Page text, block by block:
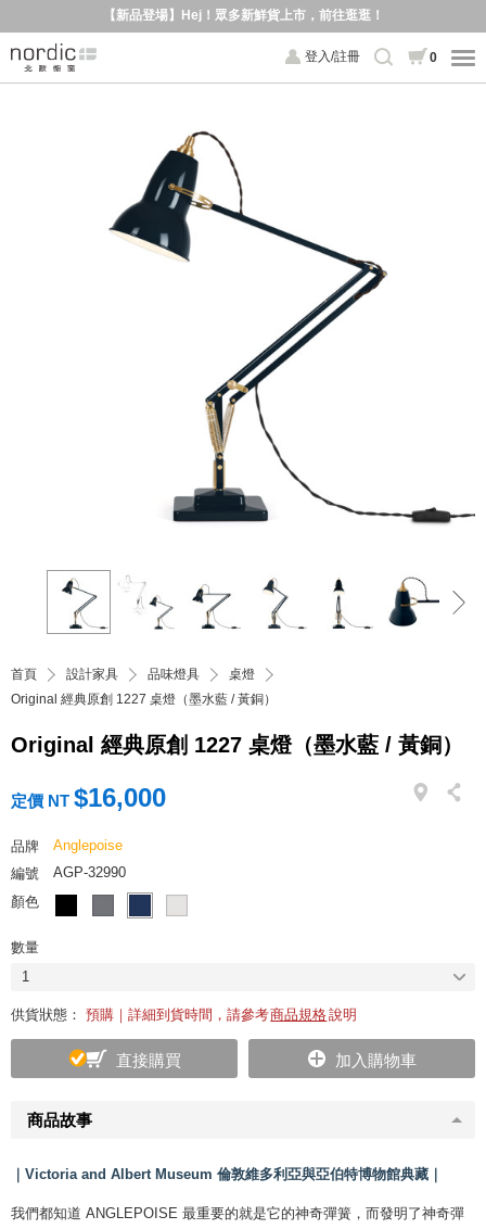
【新品登場】Hej！眾多新鮮貨上市，前往逛逛！
登入/註冊 0
首頁 設計家具 品味燈具
桌燈
Original 經典原創 1227 桌燈（墨水藍 / 黃銅）
Original 經典原創 1227 桌燈（墨水藍 / 黃銅）
商品故事
｜Victoria and Albert Museum 倫敦維多利亞與亞伯特博物館典藏｜
我們都知道 ANGLEPOISE 最重要的就是它的神奇彈簧，而發明了神奇彈
定價 NT $16,000
品牌
Anglepoise
編號
AGP-32990
顏色
數量
1
供貨狀態： 預購｜詳細到貨時間，請參考商品規格說明
直接購買 加入購物車